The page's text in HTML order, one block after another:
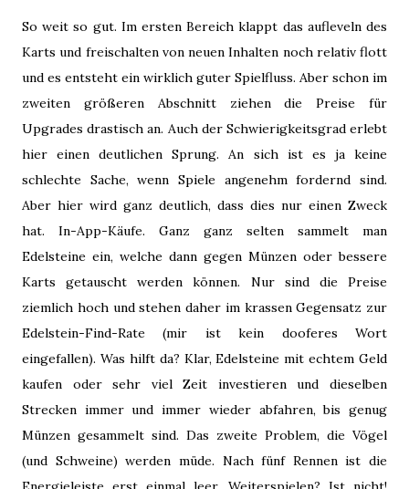
So weit so gut. Im ersten Bereich klappt das aufleveln des
Karts und freischalten von neuen Inhalten noch relativ flott
und es entsteht ein wirklich guter Spielfluss. Aber schon im
zweiten größeren Abschnitt ziehen die Preise für
Upgrades drastisch an. Auch der Schwierigkeitsgrad erlebt
hier einen deutlichen Sprung. An sich ist es ja keine
schlechte Sache, wenn Spiele angenehm fordernd sind.
Aber hier wird ganz deutlich, dass dies nur einen Zweck
hat. In-App-Käufe. Ganz ganz selten sammelt man
Edelsteine ein, welche dann gegen Münzen oder bessere
Karts getauscht werden können. Nur sind die Preise
ziemlich hoch und stehen daher im krassen Gegensatz zur
Edelstein-Find-Rate (mir ist kein dooferes Wort
eingefallen). Was hilft da? Klar, Edelsteine mit echtem Geld
kaufen oder sehr viel Zeit investieren und dieselben
Strecken immer und immer wieder abfahren, bis genug
Münzen gesammelt sind. Das zweite Problem, die Vögel
(und Schweine) werden müde. Nach fünf Rennen ist die